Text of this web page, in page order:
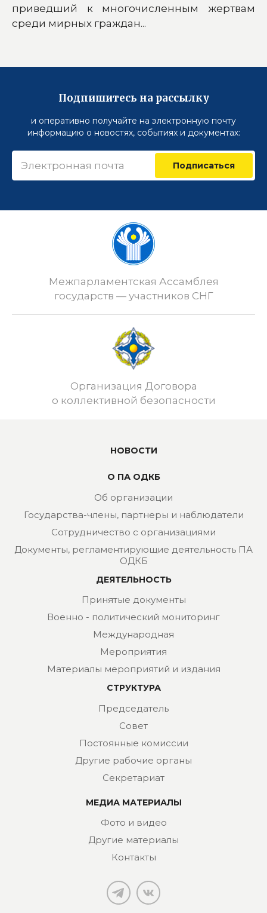
приведший к многочисленным жертвам
среди мирных граждан...
Подпишитесь на рассылку
и оперативно получайте на электронную почту
информацию о новостях, событиях и документах:
Подписаться
Межпарламентская Ассамблея
государств — участников СНГ
Организация Договора
о коллективной безопасности
НОВОСТИ
О ПА ОДКБ
Об организации
Государства-члены, партнеры и наблюдатели
Сотрудничество с организациями
Документы, регламентирующие деятельность ПА
ОДКБ
ДЕЯТЕЛЬНОСТЬ
Принятые документы
Военно - политический мониторинг
Международная
Мероприятия
Материалы мероприятий и издания
СТРУКТУРА
Председатель
Совет
Постоянные комиссии
Другие рабочие органы
Секретариат
МЕДИА МАТЕРИАЛЫ
Фото и видео
Другие материалы
Контакты